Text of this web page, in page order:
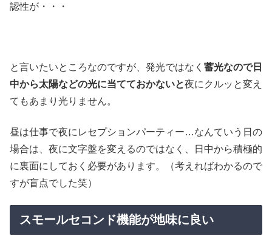
認性が・・・
と言いたいところなのですが、発光ではなく 蓄光なので日
中から太陽などの光に当てておかないと夜にクルッと変え
てもあまり光りません。
昼は仕事で夜にレセプションパーティー…なんていう日の
場合は、夜に文字盤を変えるのではなく、日中から積極的
に裏面にしておく必要があります。（考えればわかるので
すが盲点でした笑）
スモールセコンド機能が地味に良い